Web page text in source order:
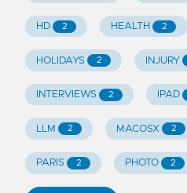
HD 2 HEALTH 2
HOLIDAYS 2 INJURY
INTERVIEWS 2 IPAD
LLM 2 MACOSX 2
PARIS 2 PHOTO 2